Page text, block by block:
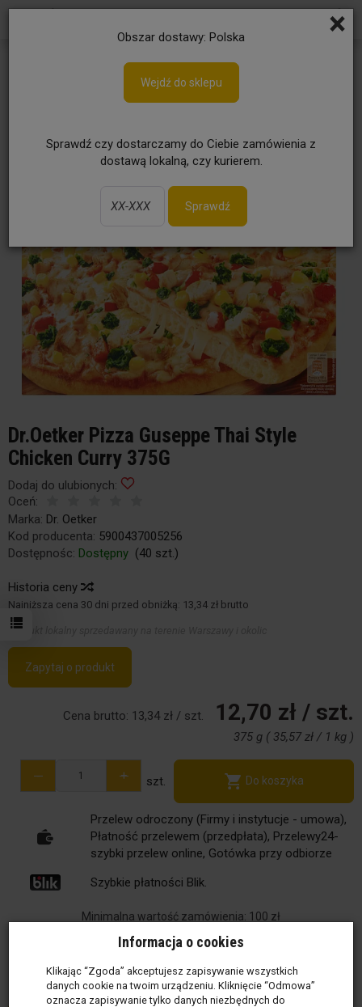
×
Obszar dostawy: Polska
Wejdź do sklepu
Sprawdź czy dostarczamy do Ciebie zamówienia z
dostawą lokalną, czy kurierem.
Sprawdź
Dr.Oetker Pizza Guseppe Thai Style
Chicken Curry 375G
Dodaj do ulubionych:
Oceń:
Marka: Dr. Oetker
Kod producenta: 5900437005256
Dostępnośc: Dostępny (40 szt.)
Historia ceny
Najniższa cena 30 dni przed obniżką: 13,34 zł brutto
Produkt lokalny sprzedawany na terenie Warszawy i okolic
Zapytaj o produkt
Cena brutto: 13,34 zł / szt. 12,70 zł / szt.
375 g ( 35,57 zł / 1 kg )
- + szt. Do koszyka
Przelew odroczony (Firmy i instytucje - umowa),
Płatność przelewem (przedpłata), Przelewy24-
szybki przelew online, Gotówka przy odbiorze
Szybkie płatności Blik.
Minimalna wartość zamówienia: 100 zł
Kliknij!
Dostawa
Kliknij! Do 14 dni
Szczegóły Alergeny Wartości odżywcze
Informacja o cookies
Klikając “Zgoda” akceptujesz zapisywanie wszystkich
danych cookie na twoim urządzeniu. Kliknięcie “Odmowa”
oznacza zapisywanie tylko danych niezbędnych do